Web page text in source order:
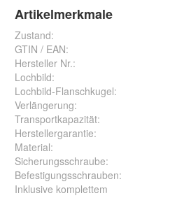
Artikelmerkmale
Zustand:
GTIN / EAN:
Hersteller Nr.:
Lochbild:
Lochbild-Flanschkugel:
Verlängerung:
Transportkapazität:
Herstellergarantie:
Material:
Sicherungsschraube:
Befestigungsschrauben:
Inklusive komplettem